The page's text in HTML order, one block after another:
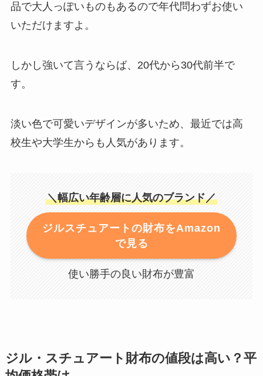
品で大人っぽいものもあるので年代問わずお使い
いただけますよ。
しかし強いて言うならば、20代から30代前半で
す。
淡い色で可愛いデザインが多いため、最近では高
校生や大学生からも人気があります。
＼幅広い年齢層に人気のブランド／
ジルスチュアートの財布をAmazon
で見る
使い勝手の良い財布が豊富
ジル・スチュアート財布の値段は高い？平